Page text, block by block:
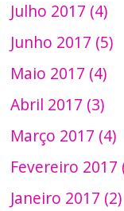
Julho 2017 (4)
Junho 2017 (5)
Maio 2017 (4)
Abril 2017 (3)
Março 2017 (4)
Fevereiro 2017
Janeiro 2017 (2)